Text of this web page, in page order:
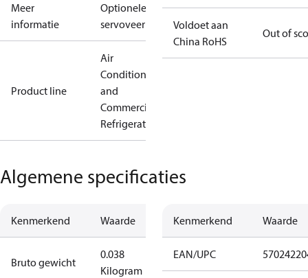
Meer
informatie
Optionele
servoveer
Product line
Air
Conditioning
and
Commercial
Refrigeration
Voldoet aan
China RoHS
Out of
Algemene specificaties
Kenmerkend Waarde
Bruto gewicht
0.038
Kilogram
Kenmerkend Waarde
EAN/UPC